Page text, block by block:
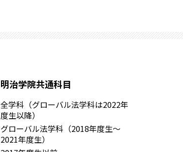
明治学院共通科目
全学科（グローバル法学科は2022年
度生以降）
グローバル法学科（2018年度生～
2021年度生）